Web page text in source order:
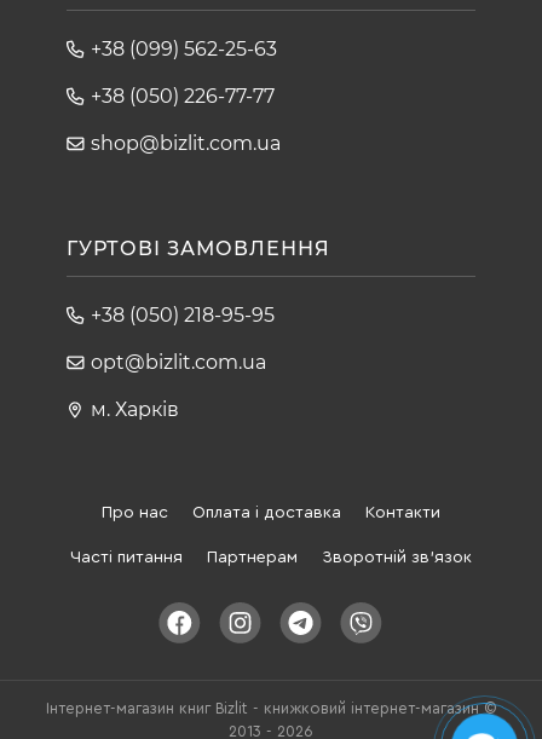
+38 (099) 562-25-63
+38 (050) 226-77-77
shop@bizlit.com.ua
ГУРТОВІ ЗАМОВЛЕННЯ
+38 (050) 218-95-95
opt@bizlit.com.ua
м. Харків
Про нас Оплата і доставка Контакти
Часті питання Партнерам Зворотній зв'язок
Інтернет-магазин книг Bizlit - книжковий інтернет-магазин ©
2013 - 2026